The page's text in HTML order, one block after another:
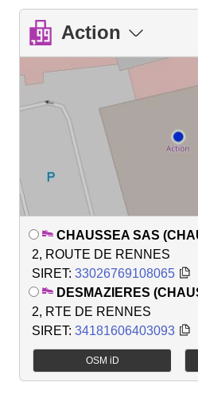
Action
CHAUSSEA SAS
2, ROUTE DE RENNES
SIRET: 33026769108065
DESMAZIERES
2, RTE DE RENNES
SIRET: 34181606403093
OSM iD